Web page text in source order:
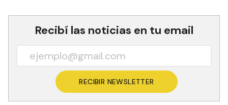
Recibí las noticias en tu email
RECIBIR NEWSLETTER